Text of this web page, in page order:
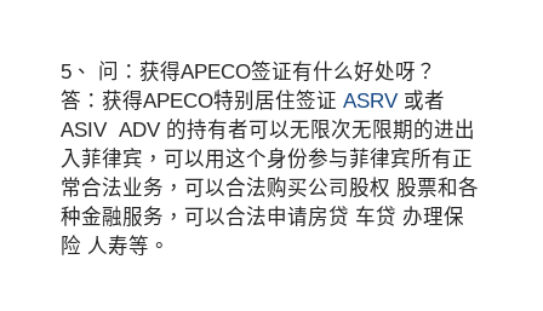
5、 问：获得APECO签证有什么好处呀？
答：获得APECO特别居住签证ASRV 或者
ASIV ADV 的持有者可以无限次无限期的进出
入菲律宾，可以用这个身份参与菲律宾所有正
常合法业务，可以合法购买公司股权 股票和各
种金融服务，可以合法申请房贷 车贷 办理保
险 人寿等。